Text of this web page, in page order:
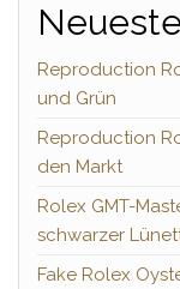
Reproduction
und Grün
Reproduction
den Markt
Rolex GMT-
schwarzer
Fake Rolex